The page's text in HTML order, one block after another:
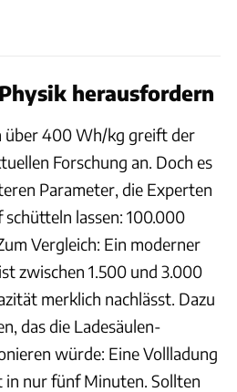
herausfordern
über 400 Wh/kg greift der
Forschung an. Doch es
Parameter, die Experten
lassen: 100.000
Vergleich: Ein moderner
zwischen 1.500 und 3.000
merklich nachlässt. Dazu
das die Ladesäulen-
würde: Eine Vollladung
in nur fünf Minuten. Sollten